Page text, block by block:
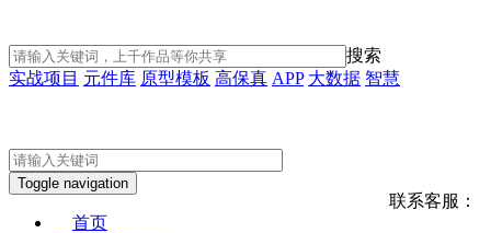
搜索
实战项目 元件库 原型模板 高保真 APP 大数据 智慧
联系客服：
Toggle navigation
首页